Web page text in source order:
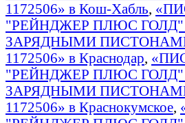
1172506» в Кош-Хабль,
"РЕЙНДЖЕР ПЛЮС
ЗАРЯДНЫМИ
1172506» в Краснодар,
"РЕЙНДЖЕР ПЛЮС
ЗАРЯДНЫМИ
1172506» в Краснокумское,